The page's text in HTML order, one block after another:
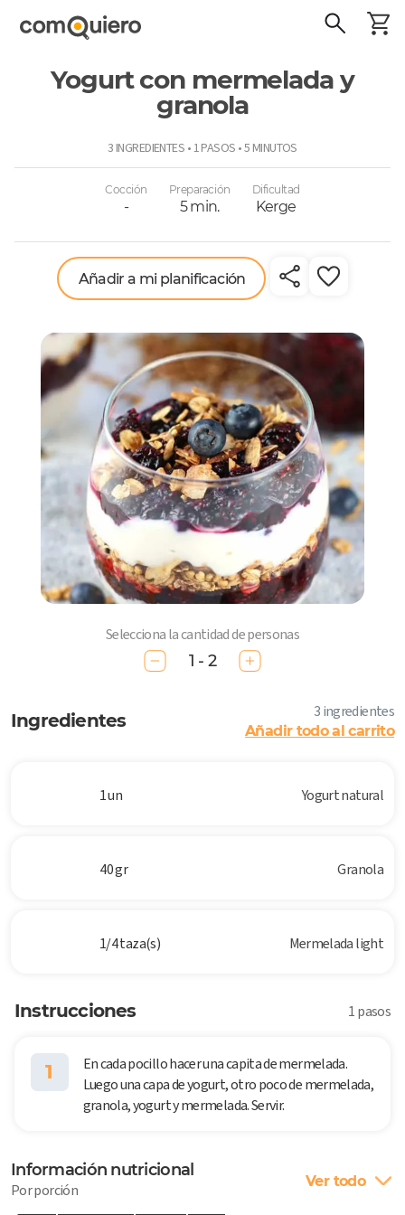
Yogurt con mermelada y
granola
3 INGREDIENTES • 1 PASOS • 5 MINUTOS
Cocción
-
Preparación
5 min.
Dificultad
Kerge
Añadir a mi planificación
Selecciona la cantidad de personas
1 - 2
Ingredientes 3 ingredientes
Añadir todo al carrito
1 un Yogurt natural
40 gr Granola
1/4 taza(s) Mermelada light
Instrucciones 1 pasos
1
En cada pocillo hacer una capita de mermelada.
Luego una capa de yogurt, otro poco de mermelada,
granola, yogurt y mermelada. Servir.
Información nutricional
Por porción Ver todo